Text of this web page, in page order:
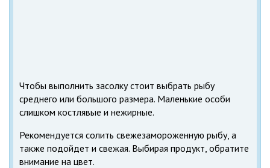
Чтобы выполнить засолку стоит выбрать рыбу
среднего или большого размера. Маленькие особи
слишком костлявые и нежирные.
Рекомендуется солить свежезамороженную рыбу, а
также подойдет и свежая. Выбирая продукт, обратите
внимание на цвет.